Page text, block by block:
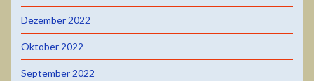
Dezember 2022
Oktober 2022
September 2022